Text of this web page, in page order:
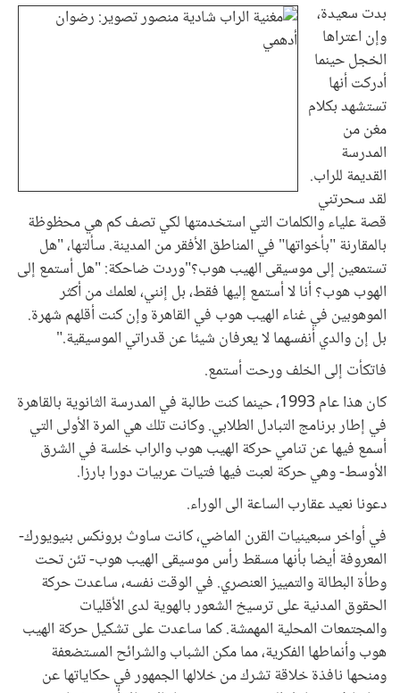
بدت سعيدة،
وإن اعتراها
الخجل حينما
أدركت أنها
تستشهد بكلام
مغن من
المدرسة
القديمة للراب.
لقد سحرتني
قصة علياء والكلمات التي استخدمتها لكي تصف كم هي محظوظة
بالمقارنة "بأخواتها" في المناطق الأفقر من المدينة. سألتها، "هل
تستمعين إلى موسيقى الهيب هوب؟"وردت ضاحكة: "هل أستمع إلى
الهوب هوب؟ أنا لا أستمع إليها فقط، بل إنني، لعلمك من أكثر
الموهوبين في غناء الهيب هوب في القاهرة وإن كنت أقلهم شهرة.
بل إن والدي أنفسهما لا يعرفان شيئا عن قدراتي الموسيقية."
فاتكأت إلى الخلف ورحت أستمع.
كان هذا عام 1993، حينما كنت طالبة في المدرسة الثانوية بالقاهرة
في إطار برنامج التبادل الطلابي. وكانت تلك هي المرة الأولى التي
أسمع فيها عن تنامي حركة الهيب هوب والراب خلسة في الشرق
الأوسط- وهي حركة لعبت فيها فتيات عربيات دورا بارزا.
دعونا نعيد عقارب الساعة الى الوراء.
في أواخر سبعينيات القرن الماضي، كانت ساوث برونكس بنيويورك-
المعروفة أيضا بأنها مسقط رأس موسيقى الهيب هوب- تئن تحت
وطأة البطالة والتمييز العنصري. في الوقت نفسه، ساعدت حركة
الحقوق المدنية على ترسيخ الشعور بالهوية لدى الأقليات
والمجتمعات المحلية المهمشة. كما ساعدت على تشكيل حركة الهيب
هوب وأنماطها الفكرية، مما مكن الشباب والشرائح المستضعفة
ومنحها نافذة خلاقة تشرك من خلالها الجمهور في حكاياتها عن